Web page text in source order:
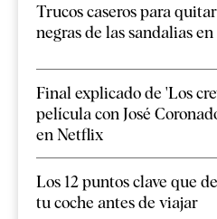
Trucos caseros para
negras de las sandalias
Final explicado de 'Los
película con José
en Netflix
Los 12 puntos clave que
tu coche antes de viajar